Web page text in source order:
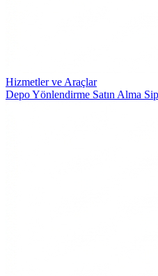
Hizmetler ve Araçlar
Depo Yönlendirme Satın Alma